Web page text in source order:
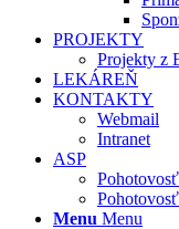
PROJEKTY
Projekty z
LEKÁREŇ
KONTAKTY
Webmail
Intranet
ASP
Menu Menu